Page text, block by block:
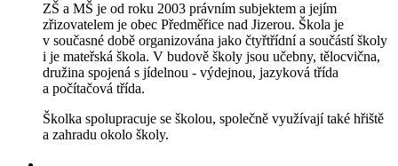
ZŠ a MŠ je od roku 2003 právním subjektem a jejím
zřizovatelem je obec Předměřice nad Jizerou. Škola je
v současné době organizována jako čtyřtřídní a součástí školy
i je mateřská škola. V budově školy jsou učebny, tělocvična,
družina spojená s jídelnou - výdejnou, jazyková třída
a počítačová třída.
Školka spolupracuje se školou, společně využívají také hřiště
a zahradu okolo školy.